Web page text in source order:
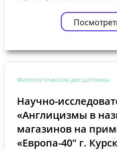
Филологические дисциплины
Научно-
«Англицизмы в
магазинов на
«Европа-40″ г.